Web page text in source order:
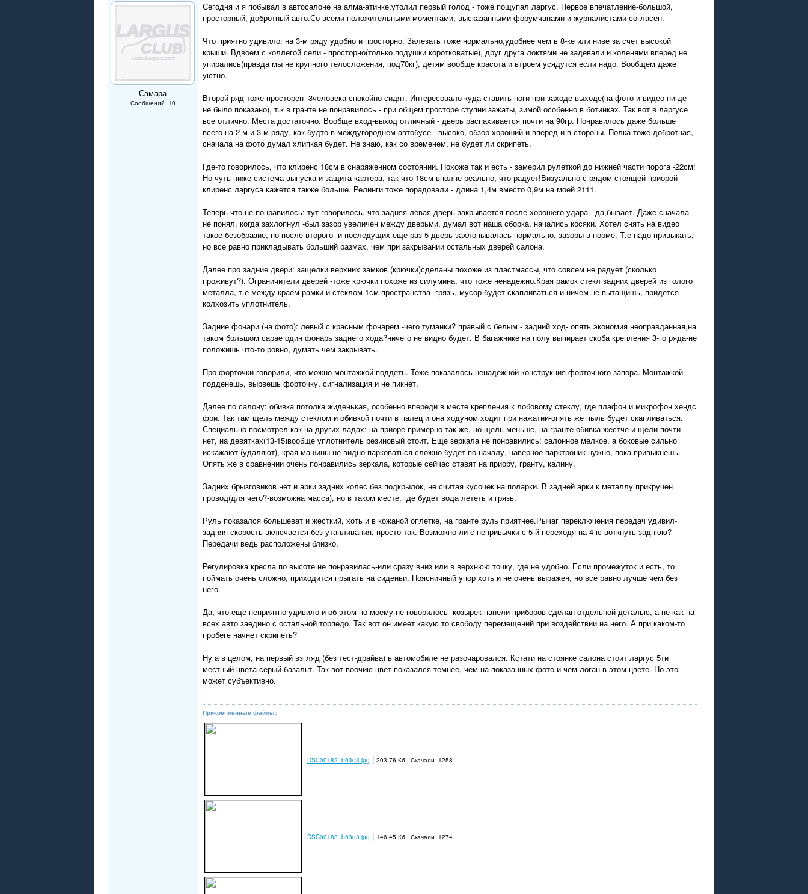
Самара
Сообщений: 10
Сегодня и я побывал в автосалоне на алма-атинке,утолил первый голод - тоже пощупал ларгус. Первое впечатление-большой,
просторный, добротный авто.Со всеми положительными моментами, высказанными форумчанами и журналистами согласен.
Что приятно удивило: на 3-м ряду удобно и просторно. Залезать тоже нормально,удобнее чем в 8-ке или ниве за счет высокой
крыши. Вдвоем с коллегой сели - просторно(только подушки коротковатые), друг друга локтями не задевали и коленями вперед не
упирались(правда мы не крупного телосложения, под70кг), детям вообще красота и втроем усядутся если надо. Вообщем даже
уютно.
Второй ряд тоже просторен -3человека спокойно сидят. Интересовало куда ставить ноги при заходе-выходе(на фото и видео нигде
не было показано), т.к в гранте не понравилось - при общем просторе ступни зажаты, зимой особенно в ботинках. Так вот в ларгусе
все отлично. Места достаточно. Вообще вход-выход отличный - дверь распахивается почти на 90гр. Понравилось даже больше
всего на 2-м и 3-м ряду, как будто в междугороднем автобусе - высоко, обзор хороший и вперед и в стороны. Полка тоже добротная,
сначала на фото думал хлипкая будет. Не знаю, как со временем, не будет ли скрипеть.
Где-то говорилось, что клиренс 18см в снаряженном состоянии. Похоже так и есть - замерил рулеткой до нижней части порога -22см!
Но чуть ниже система выпуска и защита картера, так что 18см вполне реально, что радует!Визуально с рядом стоящей приорой
клиренс ларгуса кажется также больше. Релинги тоже порадовали - длина 1,4м вместо 0,9м на моей 2111.
Теперь что не понравилось: тут говорилось, что задняя левая дверь закрывается после хорошего удара - да,бывает. Даже сначала
не понял, когда захлопнул -был зазор увеличен между дверьми, думал вот наша сборка, начались косяки. Хотел снять на видео
такое безобразие, но после второго и последущих еще раз 5 дверь захлопывалась нормально, зазоры в норме. Т.е надо привыкать,
но все равно прикладывать больший размах, чем при закрывании остальных дверей салона.
Далее про задние двери: защелки верхних замков (крючки)сделаны похоже из пластмассы, что совсем не радует (сколько
проживут?). Ограничители дверей -тоже крючки похоже из силумина, что тоже ненадежно.Края рамок стекл задних дверей из голого
металла, т.е между краем рамки и стеклом 1см пространства -грязь, мусор будет скапливаться и ничем не вытащишь, придется
колхозить уплотнитель.
Задние фонари (на фото): левый с красным фонарем -чего туманки? правый с белым - задний ход- опять экономия неоправданная,на
таком большом сарае один фонарь заднего хода?ничего не видно будет. В багажнике на полу выпирает скоба крепления 3-го ряда-не
положишь что-то ровно, думать чем закрывать.
Про форточки говорили, что можно монтажкой поддеть. Тоже показалось ненадежной конструкция форточного запора. Монтажкой
подденешь, вырвешь форточку, сигнализация и не пикнет.
Далее по салону: обивка потолка жиденькая, особенно впереди в месте крепления к лобовому стеклу, где плафон и микрофон хендс
фри. Так там щель между стеклом и обивкой почти в палец и она ходуном ходит при нажатии-опять же пыль будет скапливаться.
Специально посмотрел как на других ладах: на приоре примерно так же, но щель меньше, на гранте обивка жестче и щели почти
нет, на девятках(13-15)вообще уплотнитель резиновый стоит. Еще зеркала не понравились: салонное мелкое, а боковые сильно
искажают (удаляют), края машины не видно-парковаться сложно будет по началу, наверное парктроник нужно, пока привыкнешь.
Опять же в сравнении очень понравились зеркала, которые сейчас ставят на приору, гранту, калину.
Задних брызговиков нет и арки задних колес без подкрылок, не считая кусочек на поларки. В задней арки к металлу прикручен
провод(для чего?-возможна масса), но в таком месте, где будет вода лететь и грязь.
Руль показался большеват и жесткий, хоть и в кожаной оплетке, на гранте руль приятнее.Рычаг переключения передач удивил-
задняя скорость включается без утапливания, просто так. Возможно ли с непривычки с 5-й переходя на 4-ю воткнуть заднюю?
Передачи ведь расположены близко.
Регулировка кресла по высоте не понравилась-или сразу вниз или в верхнюю точку, где не удобно. Если промежуток и есть, то
поймать очень сложно, приходится прыгать на сиденьи. Поясничный упор хоть и не очень выражен, но все равно лучше чем без
него.
Да, что еще неприятно удивило и об этом по моему не говорилось- козырек панели приборов сделан отдельной деталью, а не как на
всех авто заедино с остальной торпедо. Так вот он имеет какую то свободу перемещений при воздействии на него. А при каком-то
пробеге начнет скрипеть?
Ну а в целом, на первый взгляд (без тест-драйва) в автомобиле не разочаровался. Кстати на стоянке салона стоит ларгус 5ти
местный цвета серый базальт. Так вот воочию цвет показался темнее, чем на показанных фото и чем логан в этом цвете. Но это
может субъективно.
Прикрепленные файлы:
DSC00182_b03d3.jpg | 203,76 Кб | Скачали: 1258
DSC00183_b03d3.jpg | 146,45 Кб | Скачали: 1274